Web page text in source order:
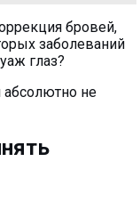
бровей,
заболеваний
глаз?
абсолютно не